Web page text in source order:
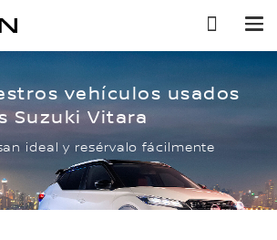
vehículos usados
Suzuki Vitara
ideal y resérvalo fácilmente